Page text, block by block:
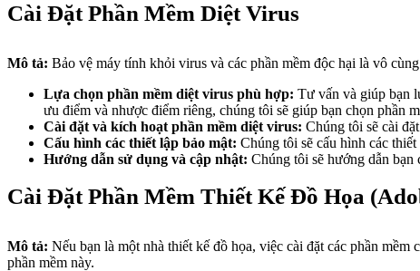
Cài Đặt Phần Mềm Diệt Virus
Mô tả: Bảo vệ máy tính khỏi virus và các phần mềm độc hại là vô
Lựa chọn phần mềm diệt virus phù hợp: Tư vấn và giúp bạn
ưu điểm và nhược điểm riêng, chúng tôi sẽ giúp bạn chọn phần
Cài đặt và kích hoạt phần mềm diệt virus: Chúng tôi sẽ cài
Cấu hình các thiết lập bảo mật: Chúng tôi sẽ cấu hình các
Hướng dẫn sử dụng và cập nhật: Chúng tôi sẽ hướng dẫn bạn
Cài Đặt Phần Mềm Thiết Kế Đồ Họa
Mô tả: Nếu bạn là một nhà thiết kế đồ họa, việc cài đặt các phần
phần mềm này.